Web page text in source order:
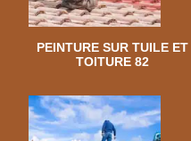
PEINTURE SUR TUILE ET
TOITURE 82